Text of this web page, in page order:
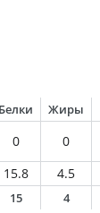
Белки Жиры
0 0
15.8 4.5
15 4